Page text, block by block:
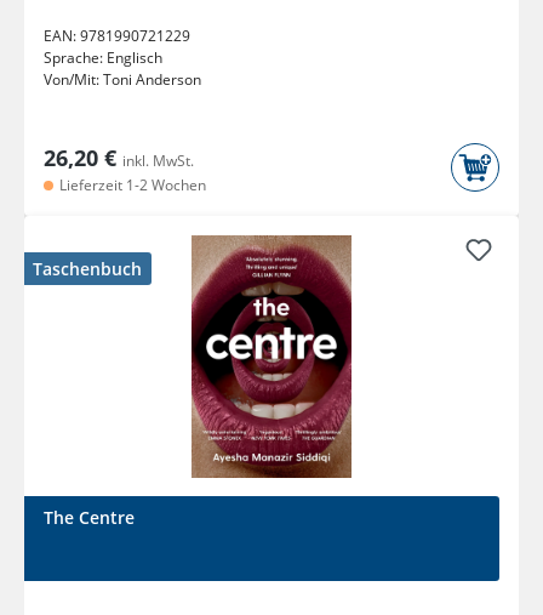
EAN:9781990721229
Sprache: Englisch
Von/Mit:Toni Anderson
26,20 € inkl. MwSt.
Lieferzeit 1-2 Wochen
Taschenbuch
The Centre